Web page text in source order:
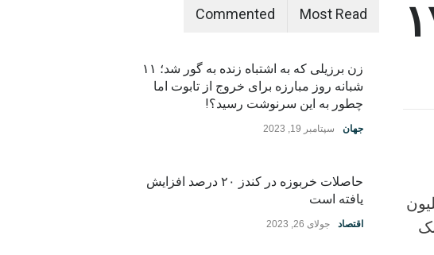
فردا ۱۷
است که فردا سه شنبه ۱۷ میلیون
Most Read
Commented
زن برزیلی که به اشتباه زنده به گور شد؛ ۱۱
شبانه روز مبارزه برای خروج از تابوت اما
چطور به این سرنوشت رسید؟!
جهان سپتامبر 19, 2023
حاصلات خربوزه در کندز ۲۰ درصد افزایش
یافته است
اقتصاد جولای 26, 2023